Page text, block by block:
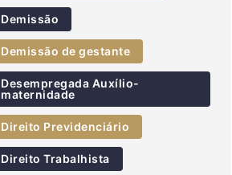
Demissão
Demissão de gestante
Desempregada Auxílio-
maternidade
Direito Previdenciário
Direito Trabalhista